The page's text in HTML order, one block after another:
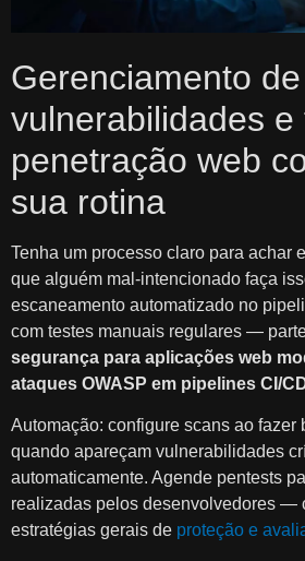
Gerenciamento de
vulnerabilidades e
penetração web
sua rotina
Tenha um processo claro para achar
que alguém mal-intencionado faça
escaneamento automatizado no
com testes manuais regulares —
segurança para aplicações web
ataques OWASP em pipelines CI/
Automação: configure scans ao fazer
quando apareçam vulnerabilidades
automaticamente. Agende pentests
realizadas pelos desenvolvedores —
estratégias gerais de proteção e